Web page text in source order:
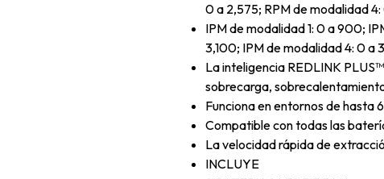
0 a 2,575; RPM de modalidad
IPM de modalidad 1: 0 a 900;
3,100; IPM de modalidad 4: 0 a
La inteligencia REDLINK
sobrecarga,
Funciona en entornos de hasta
Compatible con todas las
La velocidad rápida de
INCLUYE